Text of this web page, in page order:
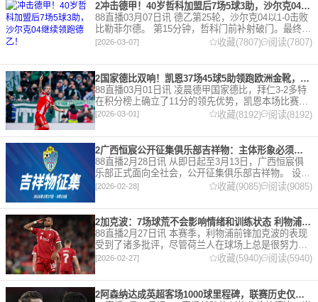
2冲击德甲！40岁哲科加盟后7场5球3助，沙尔克04继续领跑德乙！
88直播03月07日讯 德乙第25轮，沙尔克04以1-0击败
比勒菲尔德。 第15分钟，哲科门前补射破门。最终凭
借哲科的进球沙尔克04成功拿到3分，继续领跑德
[2026-03-07] 收藏(7807) 阅读(7807)
2国家德比双响！凯恩37场45球5助领跑欧洲金靴，32岁保持赛季全勤
88直播03月01日讯 凌晨德甲国家德比，拜仁3-2多特
在积分榜上确立了11分的领先优势，凯恩本场比赛上
演双响。 本赛季32岁的凯恩仍然保持着超高的效率，
在到目前为止保持全勤，出战37场比赛，狂轰45
[2026-03-01] 收藏(8192) 阅读(8192)
2广西恒宸公开征集俱乐部吉祥物：主体形象必须为龙
88直播2月28日讯 从即日起至3月13日，广西恒宸俱
乐部正式面向全社会，公开征集俱乐部吉祥物。 设计
要求 1. 主体形象：必须为龙。龙，是中华民族的精神
[2026-02-28] 收藏(9085) 阅读(9085)
2加克波：7场球荒不会影响情绪和训练状态 利物浦如今已不容有失
88直播2月27日讯 本赛季，利物浦前锋加克波的表现
受到了诸多批评，尽管荷兰人在球场上总是很努力。
在接受天空体育采访时，他谈论了诸多话题。 关于球
队对赛季目前情况的看法 这是一个很好的问题。这个
赛季并
[2026-02-27] 收藏(5940) 阅读(5940)
2阿森纳达成英超客场1000球里程碑，联赛历史仅次于曼联的1063球